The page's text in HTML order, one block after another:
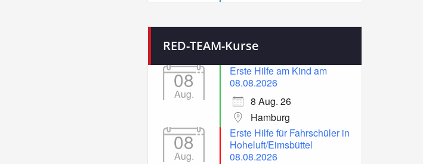
RED-TEAM-Kurse
08
Aug.
Erste Hilfe am Kind am
08.08.2026
8 Aug. 26
Hamburg
08
Aug.
Erste Hilfe für Fahrschüler in
Hoheluft/Eimsbüttel
08.08.2026